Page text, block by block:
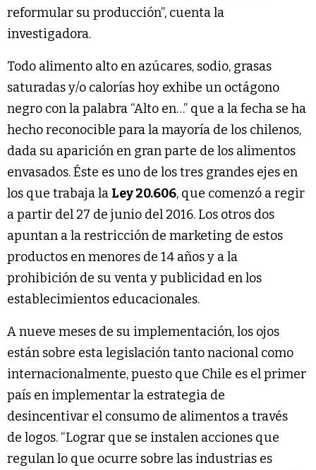
reformular su producción”, cuenta la
investigadora.
Todo alimento alto en azúcares, sodio, grasas
saturadas y/o calorías hoy exhibe un octágono
negro con la palabra “Alto en…” que a la fecha se ha
hecho reconocible para la mayoría de los chilenos,
dada su aparición en gran parte de los alimentos
envasados. Éste es uno de los tres grandes ejes en
los que trabaja la Ley 20.606, que comenzó a regir
a partir del 27 de junio del 2016. Los otros dos
apuntan a la restricción de marketing de estos
productos en menores de 14 años y a la
prohibición de su venta y publicidad en los
establecimientos educacionales.
A nueve meses de su implementación, los ojos
están sobre esta legislación tanto nacional como
internacionalmente, puesto que Chile es el primer
país en implementar la estrategia de
desincentivar el consumo de alimentos a través
de logos. “Lograr que se instalen acciones que
regulan lo que ocurre sobre las industrias es